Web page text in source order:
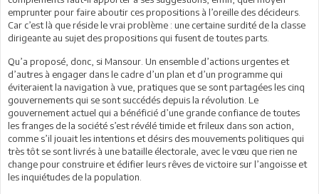
emprunter pour faire aboutir ces propositions à l’oreille des décideurs.
Car c’est là que réside le vrai problème : une certaine surdité de la classe
dirigeante au sujet des propositions qui fusent de toutes parts.
Qu’a proposé, donc, si Mansour. Un ensemble d’actions urgentes et
d’autres à engager dans le cadre d’un plan et d’un programme qui
éviteraient la navigation à vue, pratiques que se sont partagées les cinq
gouvernements qui se sont succédés depuis la révolution. Le
gouvernement actuel qui a bénéficié d’une grande confiance de toutes
les franges de la société s’est révélé timide et frileux dans son action,
comme s’il jouait les intentions et désirs des mouvements politiques qui
très tôt se sont livrés à une bataille électorale, avec le vœu que rien ne
change pour construire et édifier leurs rêves de victoire sur l’angoisse et
les inquiétudes de la population.